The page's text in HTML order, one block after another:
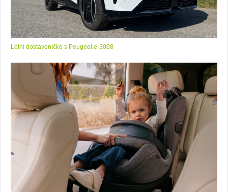
Letní dostaveníčko s Peugeot e-3008